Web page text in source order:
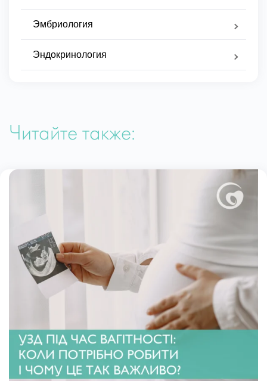
Эмбриология
Эндокринология
Читайте также: